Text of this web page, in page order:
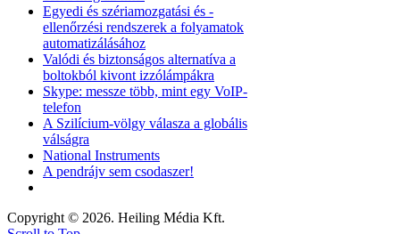
Egyedi és szériamozgatási és -
ellenőrzési rendszerek a folyamatok
automatizálásához
Valódi és biztonságos alternatíva a
boltokból kivont izzólámpákra
Skype: messze több, mint egy VoIP-
telefon
A Szilícium-völgy válasza a globális
válságra
National Instruments
A pendrájv sem csodaszer!
Copyright © 2026. Heiling Média Kft.